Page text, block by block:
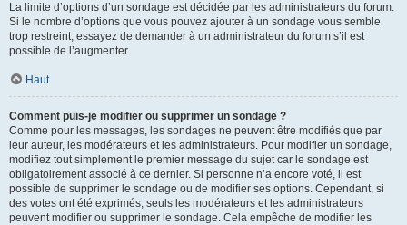
La limite d’options d’un sondage est décidée par les administrateurs du forum.
Si le nombre d’options que vous pouvez ajouter à un sondage vous semble
trop restreint, essayez de demander à un administrateur du forum s’il est
possible de l’augmenter.
Haut
Comment puis-je modifier ou supprimer un sondage ?
Comme pour les messages, les sondages ne peuvent être modifiés que par
leur auteur, les modérateurs et les administrateurs. Pour modifier un sondage,
modifiez tout simplement le premier message du sujet car le sondage est
obligatoirement associé à ce dernier. Si personne n’a encore voté, il est
possible de supprimer le sondage ou de modifier ses options. Cependant, si
des votes ont été exprimés, seuls les modérateurs et les administrateurs
peuvent modifier ou supprimer le sondage. Cela empêche de modifier les